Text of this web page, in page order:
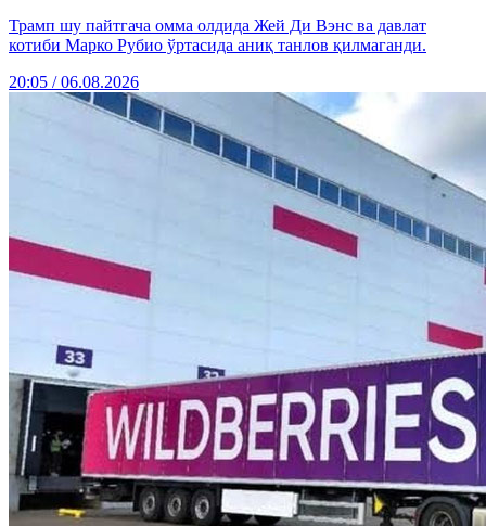
Трамп шу пайтгача омма олдида Жей Ди Вэнс ва давлат
котиби Марко Рубио ўртасида аниқ танлов қилмаганди.
20:05 / 06.08.2026